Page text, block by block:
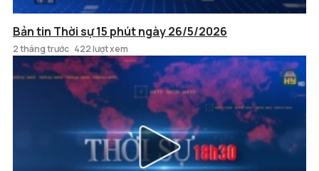
Bản tin Thời sự 15 phút ngày 26/5/2026
2 tháng trước 422 lượt xem